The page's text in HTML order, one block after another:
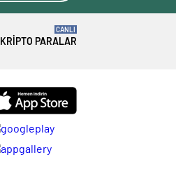
KRIPTO PARALAR
CANLI